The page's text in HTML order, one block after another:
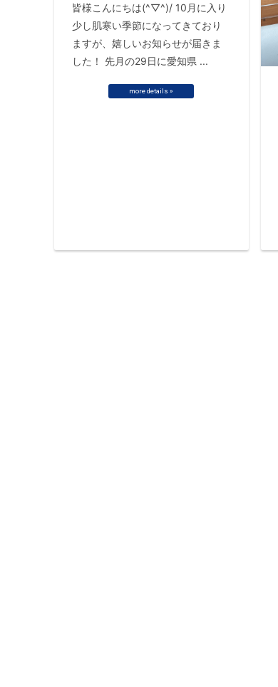
皆様こんにちは(^▽^)/ 10月に入り
少し肌寒い季節になってきており
ますが、嬉しいお知らせが届きま
した！ 先月の29日に愛知県 ...
more details »